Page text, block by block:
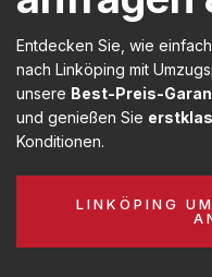
Entdecken Sie, wie
nach Linköping mit
unsere Best-Preis-
und genießen Sie
Konditionen.
LINKÖPING